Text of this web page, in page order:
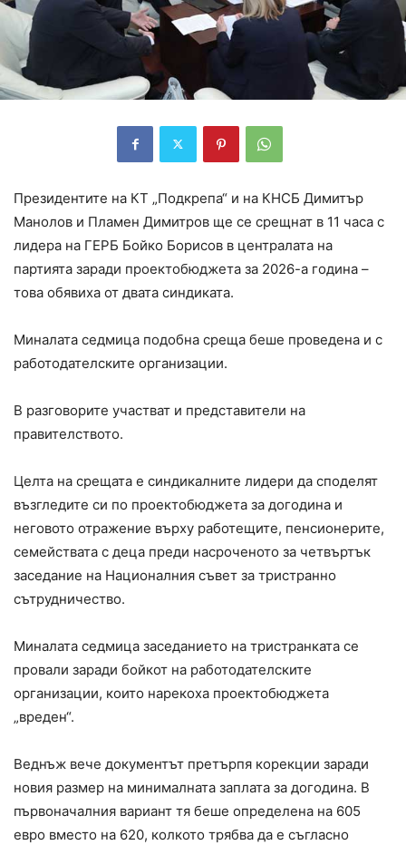
Президентите на КТ „Подкрепа“ и на КНСБ Димитър
Манолов и Пламен Димитров ще се срещнат в 11 часа с
лидера на ГЕРБ Бойко Борисов в централата на
партията заради проектобюджета за 2026-а година –
това обявиха от двата синдиката.
Миналата седмица подобна среща беше проведена и с
работодателските организации.
В разговорите участват и представители на
правителството.
Целта на срещата е синдикалните лидери да споделят
възгледите си по проектобюджета за догодина и
неговото отражение върху работещите, пенсионерите,
семействата с деца преди насроченото за четвъртък
заседание на Националния съвет за тристранно
сътрудничество.
Миналата седмица заседанието на тристранката се
провали заради бойкот на работодателските
организации, които нарекоха проектобюджета
„вреден“.
Веднъж вече документът претърпя корекции заради
новия размер на минималната заплата за догодина. В
първоначалния вариант тя беше определена на 605
евро вместо на 620, колкото трябва да е съгласно